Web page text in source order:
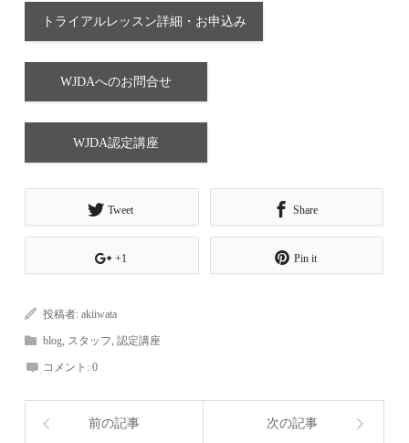
トライアルレッスン詳細・お申込み
WJDAへのお問合せ
WJDA認定講座
Tweet Share
+1 Pin it
投稿者:akiiwata
blog, スタッフ,認定講座
コメント:0
前の記事 次の記事